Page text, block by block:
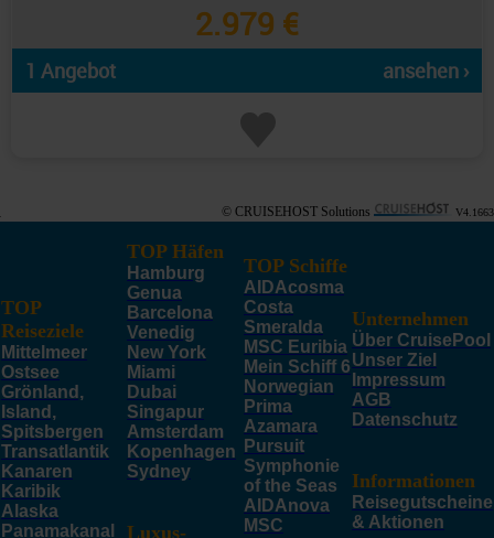
2.979 €
1 Angebot ansehen ›
© CRUISEHOST Solutions V4.1663
TOP
Reiseziele
Mittelmeer
Ostsee
Grönland,
Island,
Spitsbergen
Transatlantik
Kanaren
Karibik
Alaska
Panamakanal
TOP Häfen
Hamburg
Genua
Barcelona
Venedig
New York
Miami
Dubai
Singapur
Amsterdam
Kopenhagen
Sydney
Luxus-
TOP Schiffe
AIDAcosma
Costa
Smeralda
MSC Euribia
Mein Schiff 6
Norwegian
Prima
Azamara
Pursuit
Symphonie
of the Seas
AIDAnova
MSC
Unternehmen
Über CruisePool
Unser Ziel
Impressum
AGB
Datenschutz
Informationen
Reisegutscheine
& Aktionen